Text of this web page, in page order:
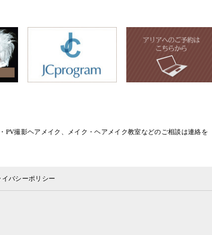
撮影ヘアメイク、メイク・ヘアメイク教室などのご相談は連絡を
イバシーポリシー